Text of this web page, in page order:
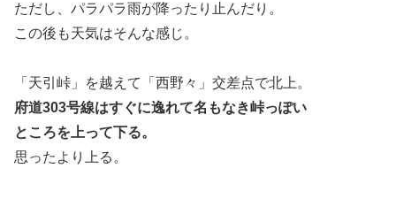
ただし、パラパラ雨が降ったり止んだり。
この後も天気はそんな感じ。
「天引峠」を越えて「西野々」交差点で北上。
府道303号線はすぐに逸れて名もなき峠っぽい
ところを上って下る。
思ったより上る。